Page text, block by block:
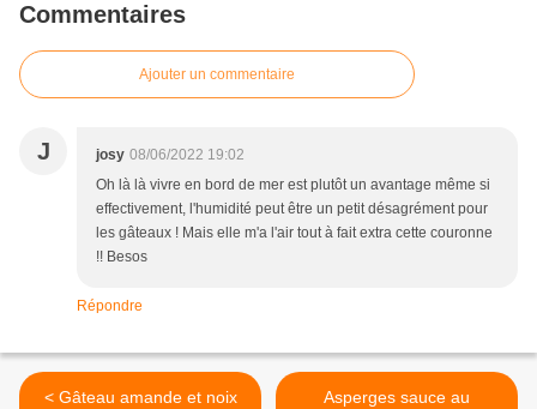
Commentaires
Ajouter un commentaire
J josy 08/06/2022 19:02
Oh là là vivre en bord de mer est plutôt un avantage même si
effectivement, l'humidité peut être un petit désagrément pour
les gâteaux ! Mais elle m'a l'air tout à fait extra cette couronne
!! Besos
Répondre
< Gâteau amande et noix
Asperges sauce au